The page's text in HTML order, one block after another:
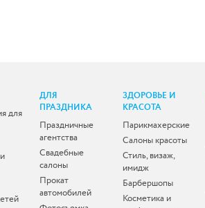
для
ДЛЯ
ПРАЗДНИКА
Праздничные
агентства
Свадебные
салоны
Прокат
автомобилей
ЗДОРОВЬЕ И
КРАСОТА
Парикмахерские
Салоны красоты
Стиль, визаж,
имидж
Барбершопы
Косметика и